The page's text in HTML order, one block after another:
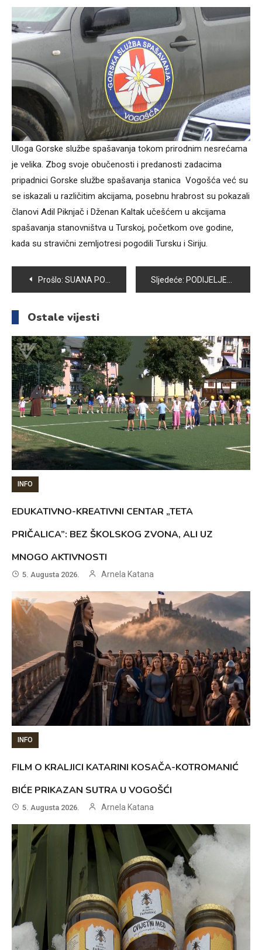
Uloga Gorske službe spašavanja tokom prirodnim nesrećama
je velika. Zbog svoje obučenosti i predanosti zadacima
pripadnici Gorske službe spašavanja stanica Vogošća već su
se iskazali u različitim akcijama, posebnu hrabrost su pokazali
članovi Adil Piknjač i Dženan Kaltak učešćem u akcijama
spašavanja stanovništva u Turskoj, početkom ove godine,
kada su stravični zemljotresi pogodili Tursku i Siriju.
Navigacija
članaka
Prošlo: SUANA POJATA NIŽE USPJEHE NA BROJNIM TAKMIČENJIMA – U ZENICI PROGLAŠENA ZA MISS ARTISTIK Sljedeće: PODIJELJENI PAKETI ČLANOVIMA UDRUŽENJA RVI OPĆINE VOGOŠĆA
Ostale vijesti
INFO
EDUKATIVNO-KREATIVNI CENTAR „TETA
PRIČALICA”: BEZ ŠKOLSKOG ZVONA, ALI UZ
MNOGO AKTIVNOSTI
5. Augusta 2026. Arnela Katana
INFO
FILM O KRALJICI KATARINI KOSAČA-KOTROMANIĆ
BIĆE PRIKAZAN SUTRA U VOGOŠĆI
5. Augusta 2026. Arnela Katana